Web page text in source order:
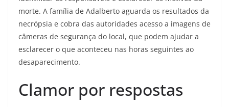
morte. A família de Adalberto aguarda os resultados da
necrópsia e cobra das autoridades acesso a imagens de
câmeras de segurança do local, que podem ajudar a
esclarecer o que aconteceu nas horas seguintes ao
desaparecimento.
Clamor por respostas